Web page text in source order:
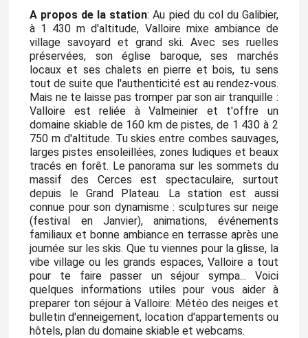
A propos de la station: Au pied du col du Galibier,
à 1 430 m d'altitude, Valloire mixe ambiance de
village savoyard et grand ski. Avec ses ruelles
préservées, son église baroque, ses marchés
locaux et ses chalets en pierre et bois, tu sens
tout de suite que l'authenticité est au rendez-vous.
Mais ne te laisse pas tromper par son air tranquille :
Valloire est reliée à Valmeinier et t'offre un
domaine skiable de 160 km de pistes, de 1 430 à 2
750 m d'altitude. Tu skies entre combes sauvages,
larges pistes ensoleillées, zones ludiques et beaux
tracés en forêt. Le panorama sur les sommets du
massif des Cerces est spectaculaire, surtout
depuis le Grand Plateau. La station est aussi
connue pour son dynamisme : sculptures sur neige
(festival en Janvier), animations, événements
familiaux et bonne ambiance en terrasse après une
journée sur les skis. Que tu viennes pour la glisse, la
vibe village ou les grands espaces, Valloire a tout
pour te faire passer un séjour sympa... Voici
quelques informations utiles pour vous aider à
preparer ton séjour à Valloire: Météo des neiges et
bulletin d'enneigement, location d'appartements ou
hôtels, plan du domaine skiable et webcams.